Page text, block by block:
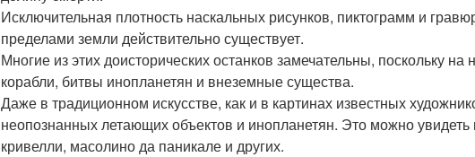
Исключительная плотность наскальных рисунков, пиктограмм и
пределами земли действительно существует.
Многие из этих доисторических останков замечательны, поскольку
корабли, битвы инопланетян и внеземные существа.
Даже в традиционном искусстве, как и в картинах известных
неопознанных летающих объектов и инопланетян. Это можно
кривелли, масолино да паникале и других.